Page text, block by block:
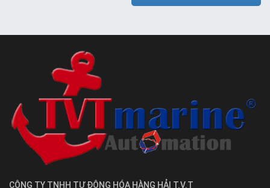
CÔNG TY TNHH TỰ ĐỘNG HÓA HÀNG HẢI T.V.T